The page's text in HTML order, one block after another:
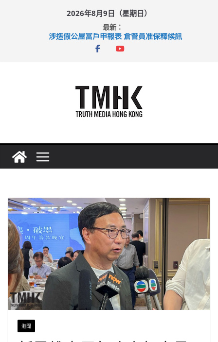
2026年8月9日（星期日）
最新：
涉造假公屋富戶申報表 倉管員准保釋候訊
港聞